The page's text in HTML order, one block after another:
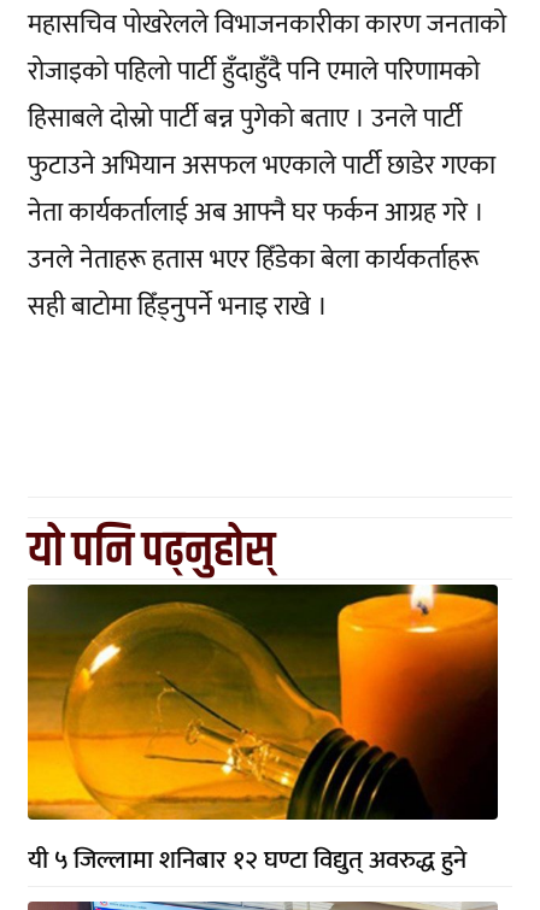
महासचिव पोखरेलले विभाजनकारीका कारण जनताको
रोजाइको पहिलो पार्टी हुँदाहुँदै पनि एमाले परिणामको
हिसाबले दोस्रो पार्टी बन्न पुगेको बताए । उनले पार्टी
फुटाउने अभियान असफल भएकाले पार्टी छाडेर गएका
नेता कार्यकर्तालाई अब आफ्नै घर फर्कन आग्रह गरे ।
उनले नेताहरू हतास भएर हिँडेका बेला कार्यकर्ताहरू
सही बाटोमा हिँड्नुपर्ने भनाइ राखे ।
यो पनि पढ्नुहोस्
यी ५ जिल्लामा शनिबार १२ घण्टा विद्युत् अवरुद्ध हुने